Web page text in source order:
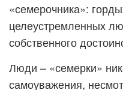
«семерочника»:
целеустремленных
собственного
Люди – «семерки»
самоуважения,